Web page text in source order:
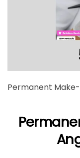
Permanent